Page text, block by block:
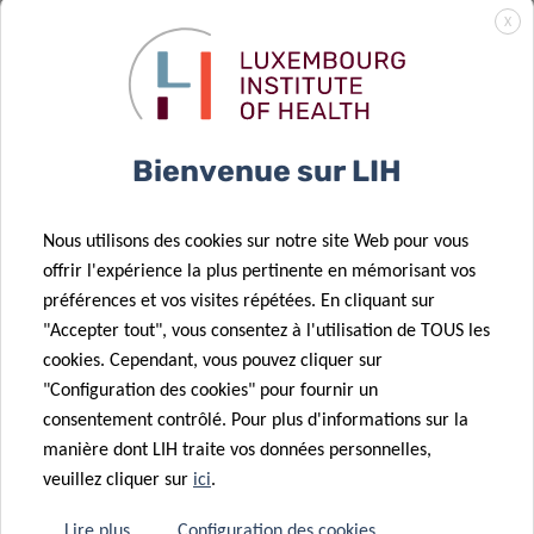
pour la
fonction des
cellules
naturelles
l’élimination
des hépatites
milieu carcéral
le diagnostic
de précision
aux animaux –
point de vue
d’expert
09 Fév 2026
patients met
en lumière le
retour au
un cancer du
sein
06 Fév 2026
Nouveau
rapport sur la
surveillance
X
Bienvenue sur LIH
Nous utilisons des cookies sur notre site Web pour vous
offrir l'expérience la plus pertinente en mémorisant vos
préférences et vos visites répétées. En cliquant sur
"Accepter tout", vous consentez à l'utilisation de TOUS les
cookies. Cependant, vous pouvez cliquer sur
"Configuration des cookies" pour fournir un
consentement contrôlé. Pour plus d'informations sur la
manière dont LIH traite vos données personnelles,
veuillez cliquer sur ici.